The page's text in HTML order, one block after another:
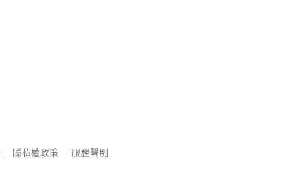
隱私權政策 服務聲明